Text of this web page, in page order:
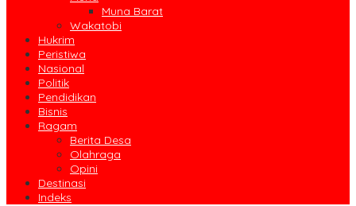
Muna Barat
Wakatobi
Hukrim
Peristiwa
Nasional
Politik
Pendidikan
Bisnis
Ragam
Berita Desa
Olahraga
Opini
Destinasi
Indeks